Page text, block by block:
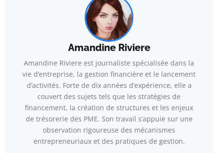
Amandine Riviere
Amandine Riviere est journaliste spécialisée dans la
vie d’entreprise, la gestion financière et le lancement
d’activités. Forte de dix années d’expérience, elle a
couvert des sujets tels que les stratégies de
financement, la création de structures et les enjeux
de trésorerie des PME. Son travail s’appuie sur une
observation rigoureuse des mécanismes
entrepreneuriaux et des pratiques de gestion.